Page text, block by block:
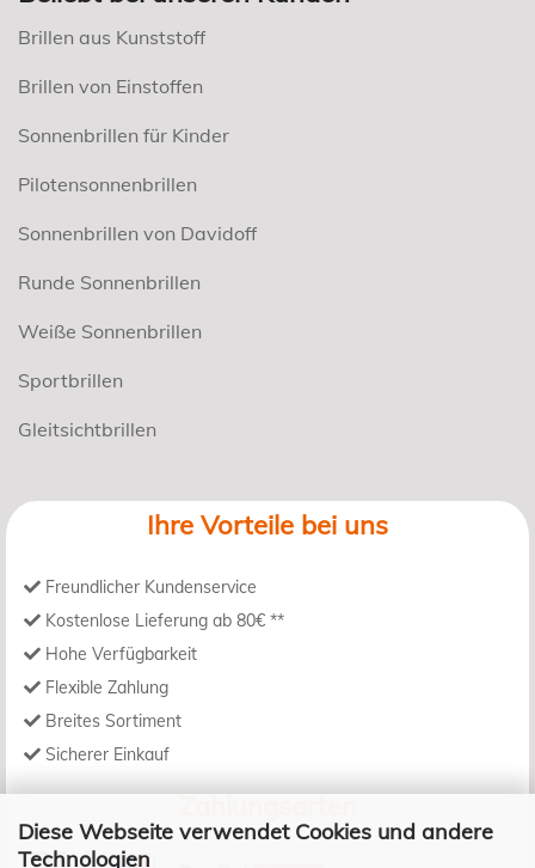
Diese Webseite verwendet Cookies und andere
Technologien
Brillen aus Kunststoff
Brillen von Einstoffen
Sonnenbrillen für Kinder
Pilotensonnenbrillen
Sonnenbrillen von Davidoff
Runde Sonnenbrillen
Weiße Sonnenbrillen
Sportbrillen
Gleitsichtbrillen
Ihre Vorteile bei uns
Freundlicher Kundenservice
Kostenlose Lieferung ab 80€ **
Hohe Verfügbarkeit
Flexible Zahlung
Breites Sortiment
Sicherer Einkauf